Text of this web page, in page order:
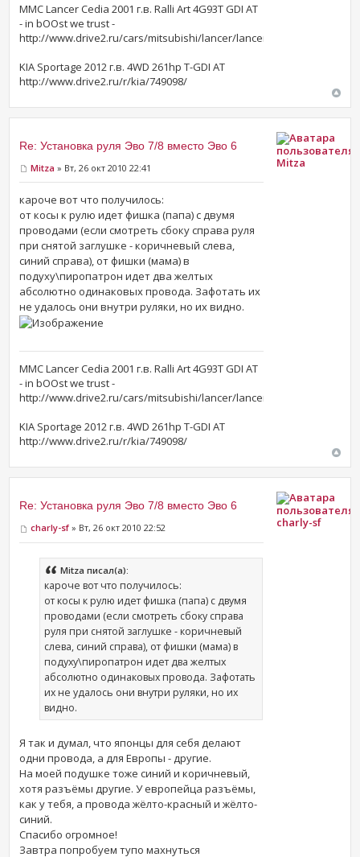
MMC Lancer Cedia 2001 г.в. Ralli Art 4G93T GDI AT
- in bOOst we trust -
http://www.drive2.ru/cars/mitsubishi/lancer/lancer_vii/mitza/
KIA Sportage 2012 г.в. 4WD 261hp T-GDI AT
http://www.drive2.ru/r/kia/749098/
Re: Установка руля Эво 7/8 вместо Эво 6
Mitza » Вт, 26 окт 2010 22:41
кароче вот что получилось:
от косы к рулю идет фишка (папа) с двумя
проводами (если смотреть сбоку справа руля
при снятой заглушке - коричневый слева,
синий справа), от фишки (мама) в
подуху\пиропатрон идет два желтых
абсолютно одинаковых провода. Зафотать их
не удалось они внутри руляки, но их видно.
MMC Lancer Cedia 2001 г.в. Ralli Art 4G93T GDI AT
- in bOOst we trust -
http://www.drive2.ru/cars/mitsubishi/lancer/lancer_vii/mitza/
KIA Sportage 2012 г.в. 4WD 261hp T-GDI AT
http://www.drive2.ru/r/kia/749098/
Mitza
Re: Установка руля Эво 7/8 вместо Эво 6
charly-sf » Вт, 26 окт 2010 22:52
Mitza писал(а):
кароче вот что получилось:
от косы к рулю идет фишка (папа) с двумя
проводами (если смотреть сбоку справа
руля при снятой заглушке - коричневый
слева, синий справа), от фишки (мама) в
подуху\пиропатрон идет два желтых
абсолютно одинаковых провода. Зафотать
их не удалось они внутри руляки, но их
видно.
Я так и думал, что японцы для себя делают
одни провода, а для Европы - другие.
На моей подушке тоже синий и коричневый,
хотя разъёмы другие. У европейца разъёмы,
как у тебя, а провода жёлто-красный и жёлто-
синий.
Спасибо огромное!
Завтра попробуем тупо махнуться
charly-sf